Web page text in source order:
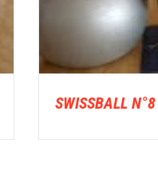
SWISSBALL N°8